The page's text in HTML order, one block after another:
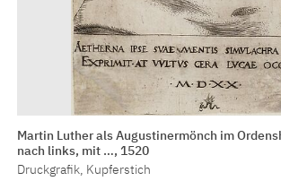
Martin Luther als Augustinermönch im
nach links, mit …, 1520
Druckgrafik, Kupferstich